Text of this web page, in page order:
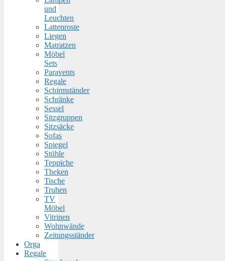
und
Leuchten
Lattenroste
Liegen
Matratzen
Möbel
Sets
Paravents
Regale
Schirmständer
Schränke
Sessel
Sitzgruppen
Sitzsäcke
Sofas
Spiegel
Stühle
Teppiche
Theken
Tische
Truhen
TV
Möbel
Vitrinen
Wohnwände
Zeitungsständer
Orga
Regale